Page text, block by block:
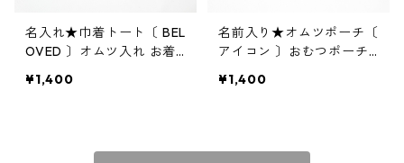
名入れ★巾着トート〔 BEL
OVED 〕オムツ入れ お着
出産祝い
¥1,400
名前入り★オムツポーチ〔
アイコン 〕おむつポーチ
¥1,400